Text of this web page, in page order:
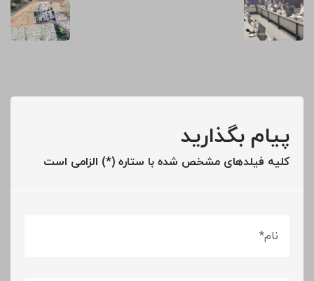
پیام بگذارید
کلیه فیلدهای مشخص شده با ستاره (*) الزامی است